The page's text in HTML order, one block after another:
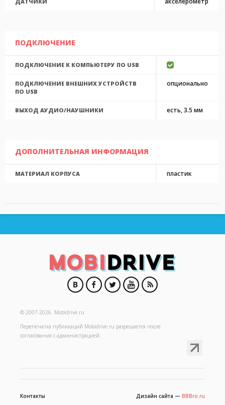
ПОДКЛЮЧЕНИЕ
ПОДКЛЮЧЕНИЕ К КОМПЬЮТЕРУ ПО USB
ПОДКЛЮЧЕНИЕ ВНЕШНИХ УСТРОЙСТВ
ПО USB
опционально
ВЫХОД АУДИО/НАУШНИКИ есть, 3.5 мм
ДОПОЛНИТЕЛЬНАЯ ИНФОРМАЦИЯ
МАТЕРИАЛ КОРПУСА пластик
© 2007-2026. Mobidrive.ru
Перепечатка публикаций Mobidrive.ru разрешается после
согласования с администрацией.
Дизайн сайта — BBBro.ru
Контакты